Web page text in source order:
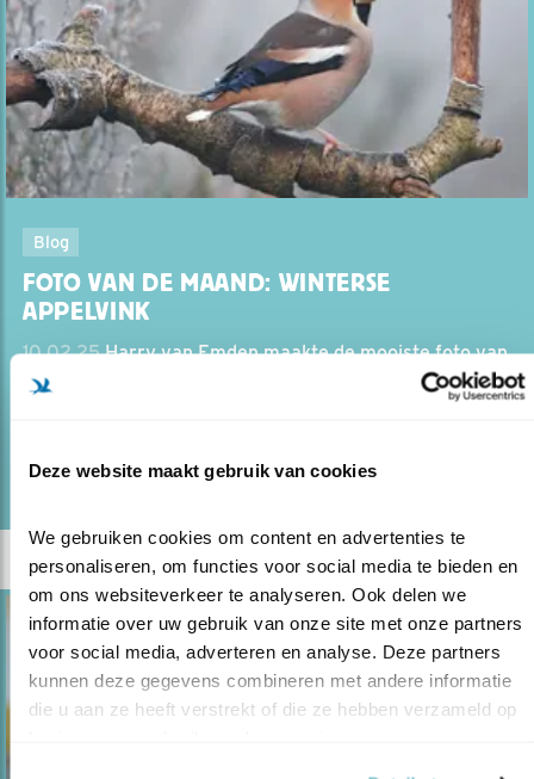
Deze website maakt gebruik van cookies
We gebruiken cookies om content en advertenties te
personaliseren, om functies voor social media te bieden en
om ons websiteverkeer te analyseren. Ook delen we
informatie over uw gebruik van onze site met onze partners
voor social media, adverteren en analyse. Deze partners
kunnen deze gegevens combineren met andere informatie
die u aan ze heeft verstrekt of die ze hebben verzameld op
Blog
FOTO VAN DE MAAND: WINTERSE
APPELVINK
10.02.25Harry van Emden maakte de mooiste foto van
de maand januari.
lees meer